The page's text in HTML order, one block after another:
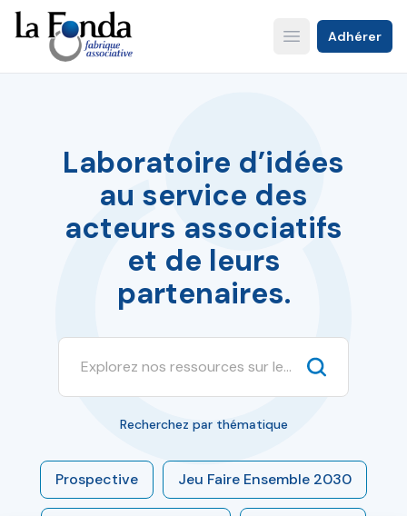
Aller
au
contenu
principal
Open main menu
Adhérer
Laboratoire d’idées
au service des
acteurs associatifs
et de leurs
partenaires.
Recherchez par thématique
Prospective Jeu Faire Ensemble 2030